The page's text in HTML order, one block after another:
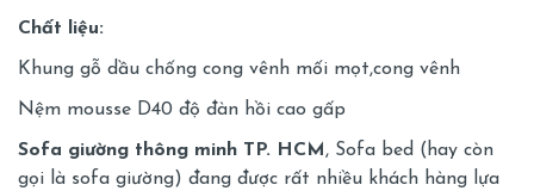
Chất liệu:
Khung gỗ dầu chống cong vênh mối mọt,cong vênh
Nệm mousse D40 độ đàn hồi cao gấp
Sofa giường thông minh TP. HCM , Sofa bed (hay còn
gọi là sofa giường) đang được rất nhiều khách hàng lựa